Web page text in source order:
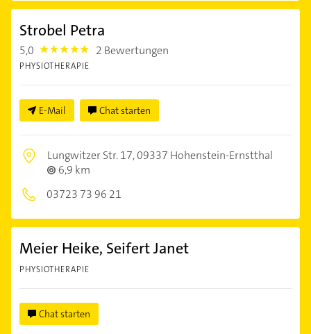
Strobel Petra
5,0 5.0 2 Bewertungen
PHYSIOTHERAPIE
E-Mail Chat starten
Lungwitzer Str. 17,09337 Hohenstein-Ernstthal
6,9 km
03723 73 96 21
Meier Heike, Seifert Janet
PHYSIOTHERAPIE
Chat starten